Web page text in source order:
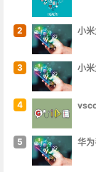
2
小
3
小
4
5
华